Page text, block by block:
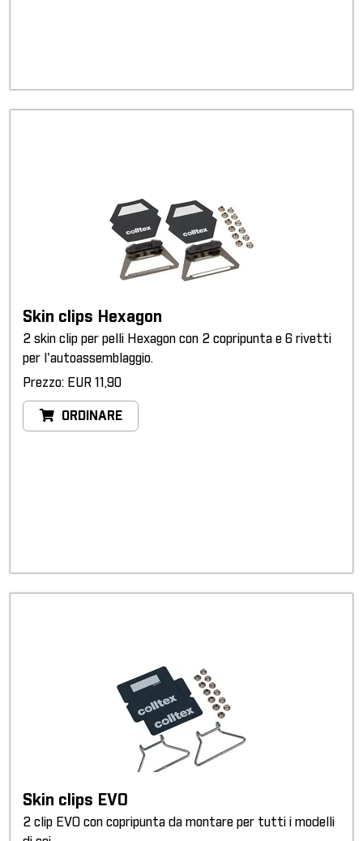
Skin clips Hexagon
2 skin clip per pelli Hexagon con 2 copripunta e 6 rivetti
per l'autoassemblaggio.
Prezzo: EUR 11,90
ORDINARE
Skin clips EVO
2 clip EVO con copripunta da montare per tutti i modelli